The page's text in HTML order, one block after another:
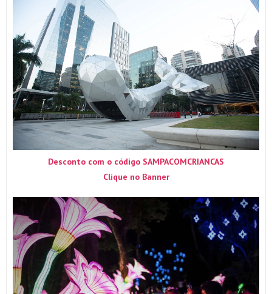
Desconto com o código SAMPACOMCRIANCAS
Clique no Banner